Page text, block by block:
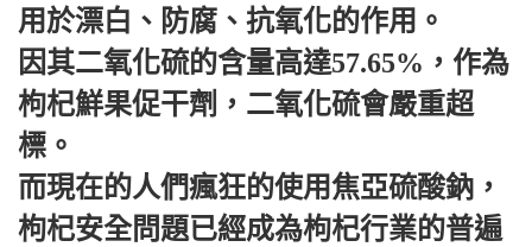
用於漂白、防腐、抗氧化的作用。
因其二氧化硫的含量高達57.65%，作為
枸杞鮮果促干劑，二氧化硫會嚴重超
標。
而現在的人們瘋狂的使用焦亞硫酸鈉，
枸杞安全問題已經成為枸杞行業的普遍